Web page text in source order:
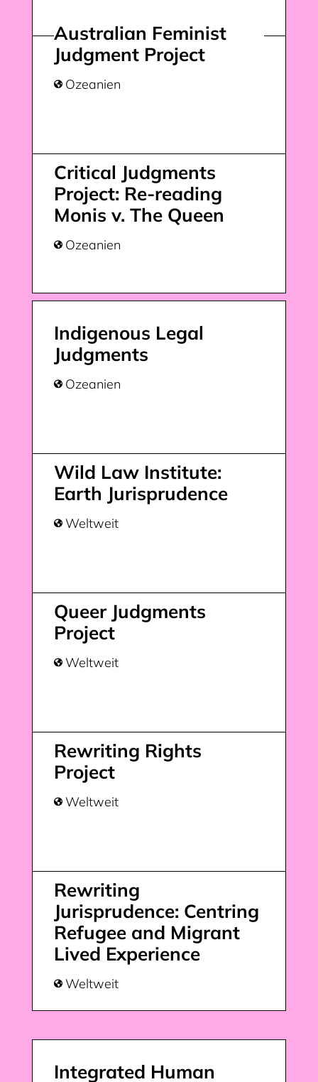
Integrated Human
Rewriting
Jurisprudence: Centring
Refugee and Migrant
Lived Experience
 Weltweit
Rewriting Rights
Project
 Weltweit
Queer Judgments
Project
 Weltweit
Wild Law Institute:
Earth Jurisprudence
 Weltweit
Indigenous Legal
Judgments
 Ozeanien
Critical Judgments
Project: Re-reading
Monis v. The Queen
 Ozeanien
Australian Feminist
Judgment Project
 Ozeanien